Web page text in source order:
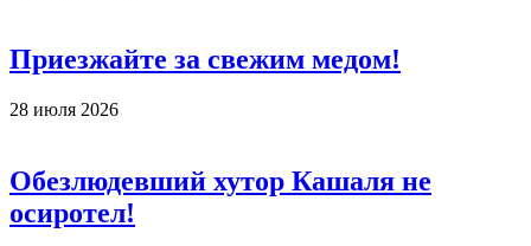
Приезжайте за свежим медом!
28 июля 2026
Обезлюдевший хутор Кашаля не
осиротел!